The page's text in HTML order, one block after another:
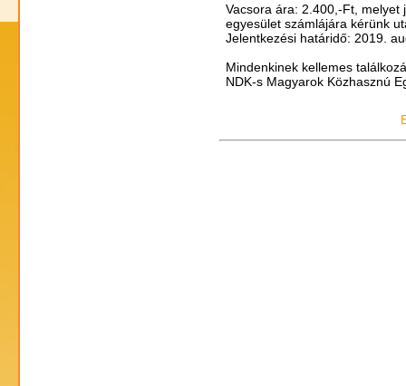
Vacsora ára: 2.400,-Ft, melyet
egyesület számlájára kérünk
Jelentkezési határidő: 2019.
Mindenkinek kellemes
NDK-s Magyarok Közhasznú